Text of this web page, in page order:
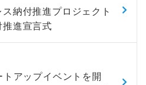
納付推進プロジェクト
推進宣言式
アップイベントを開